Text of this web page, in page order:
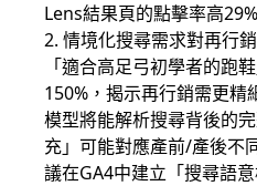
Lens結果頁的點擊率高
2. 情境化搜尋需求對再行
「適合高足弓初學者的跑
150%，揭示再行銷需更精
模型將能解析搜尋背後的
充」可能對應產前/產後不
議在GA4中建立「搜尋語